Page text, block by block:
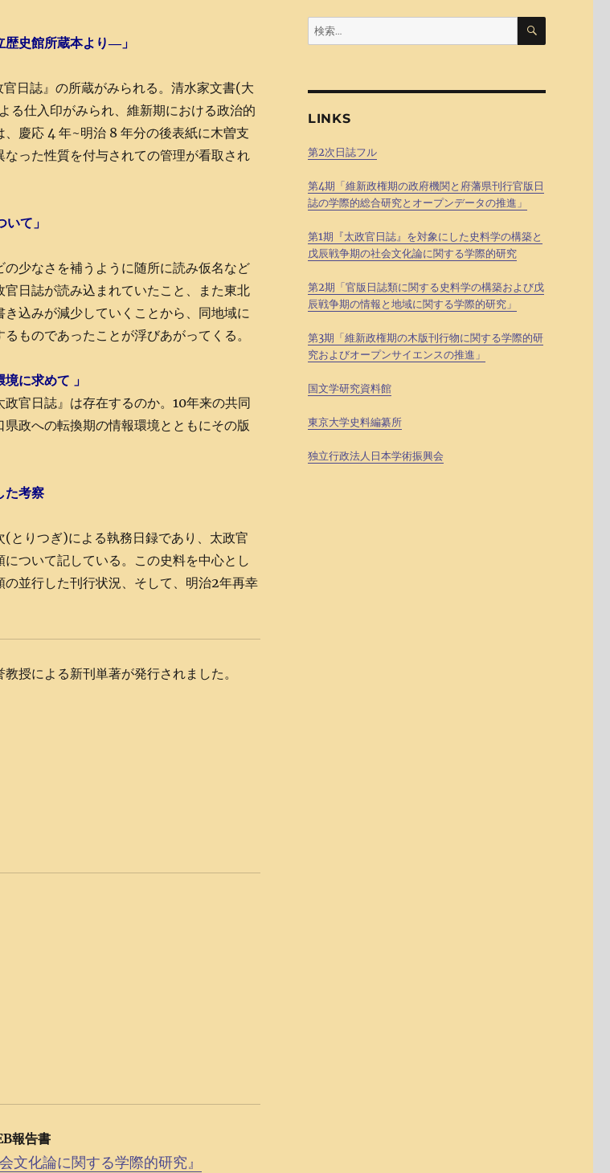
史館所蔵本より―」
日誌』の所蔵がみられる。清水家文書(大
る仕入印がみられ、維新期における政治的
慶応 4 年~明治 8 年分の後表紙に木曽支
った性質を付与されての管理が看取され
て」
の少なさを補うように随所に読み仮名など
日誌が読み込まれていたこと、また東北
込みが減少していくことから、同地域に
ものであったことが浮びあがってくる。
に求めて 」
官日誌』は存在するのか。10年来の共同
政への転換期の情報環境とともにその版
た考察
(とりつぎ)による執務日録であり、太政官
ついて記している。この史料を中心とし
並行した刊行状況、そして、明治2年再幸
授による新刊単著が発行されました。
報告書
化論に関する学際的研究』
検
索:
検
LINKS
第2次日誌フル
第4期「維新政権期の政府機関と府藩県刊行官版日
誌の学際的総合研究とオープンデータの推進」
第1期『太政官日誌』を対象にした史料学の構築と
戊辰戦争期の社会文化論に関する学際的研究
第2期「官版日誌類に関する史料学の構築および戊
辰戦争期の情報と地域に関する学際的研究」
第3期「維新政権期の木版刊行物に関する学際的研
究およびオープンサイエンスの推進」
国文学研究資料館
東京大学史料編纂所
独立行政法人日本学術振興会